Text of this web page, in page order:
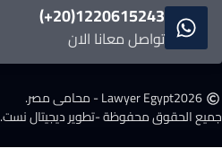
1220615243(20+)
تواصل معانا الان
2026Lawyer Egypt - محامى مصر.
جميع الحقوق محفوظة -تطوير ديجيتال نست.